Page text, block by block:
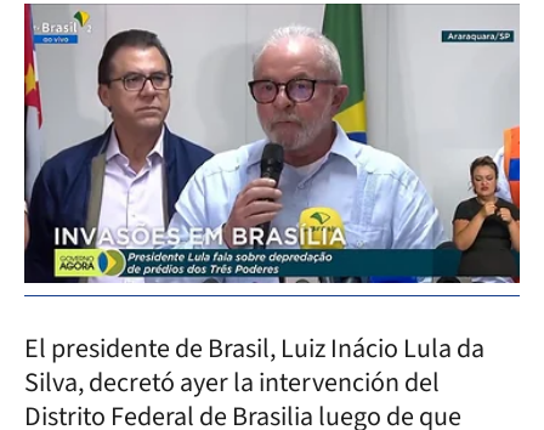
El presidente de Brasil, Luiz Inácio Lula da
Silva, decretó ayer la intervención del
Distrito Federal de Brasilia luego de que